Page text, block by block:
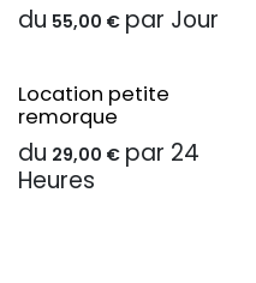
du 55,00 € par Jour
Location petite
remorque
du 29,00 € par 24
Heures